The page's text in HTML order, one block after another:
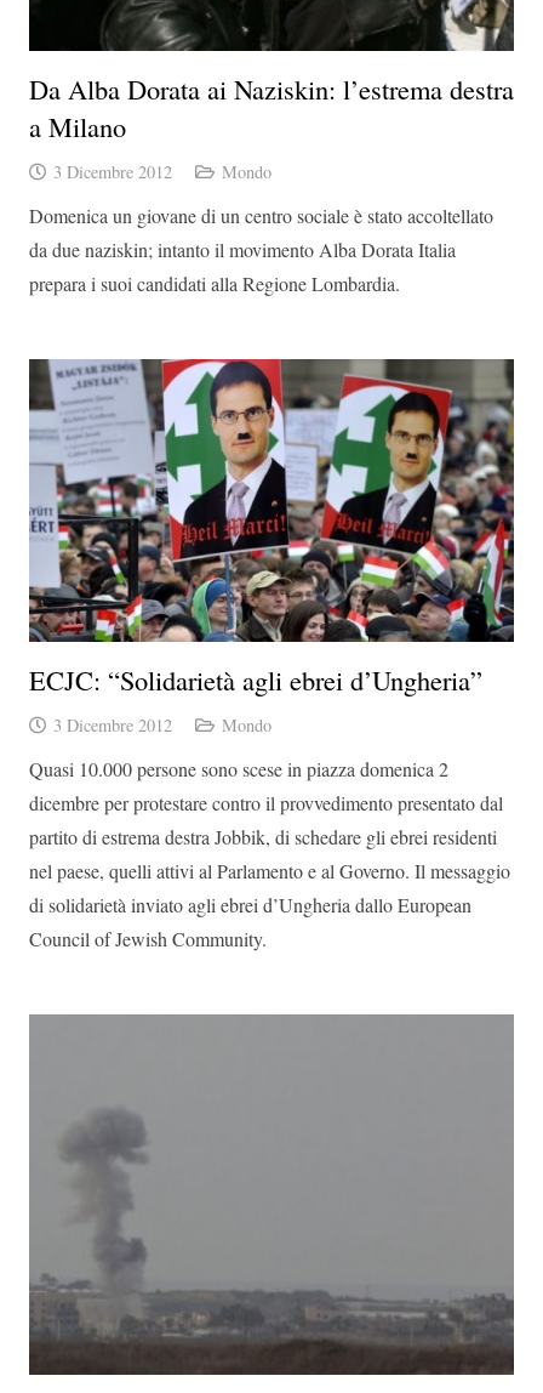
Da Alba Dorata ai Naziskin: l’estrema destra
a Milano
3 Dicembre 2012 Mondo
Domenica un giovane di un centro sociale è stato accoltellato
da due naziskin; intanto il movimento Alba Dorata Italia
prepara i suoi candidati alla Regione Lombardia.
ECJC: “Solidarietà agli ebrei d’Ungheria”
3 Dicembre 2012 Mondo
Quasi 10.000 persone sono scese in piazza domenica 2
dicembre per protestare contro il provvedimento presentato dal
partito di estrema destra Jobbik, di schedare gli ebrei residenti
nel paese, quelli attivi al Parlamento e al Governo. Il messaggio
di solidarietà inviato agli ebrei d’Ungheria dallo European
Council of Jewish Community.